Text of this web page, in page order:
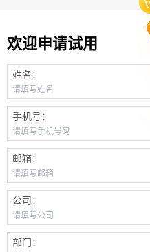
欢迎申请试用
姓名：
手机号：
邮箱：
公司：
部门：